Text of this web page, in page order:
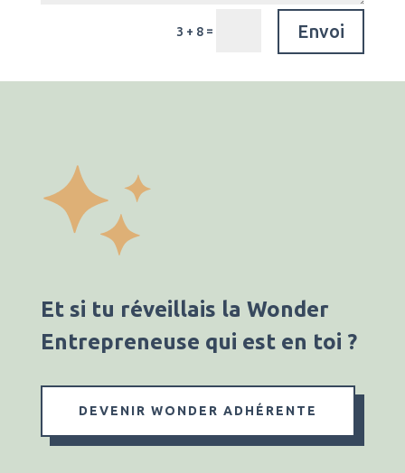
3 + 8 = Envoi
Et si tu réveillais la Wonder
Entrepreneuse qui est en toi ?
DEVENIR WONDER ADHÉRENTE